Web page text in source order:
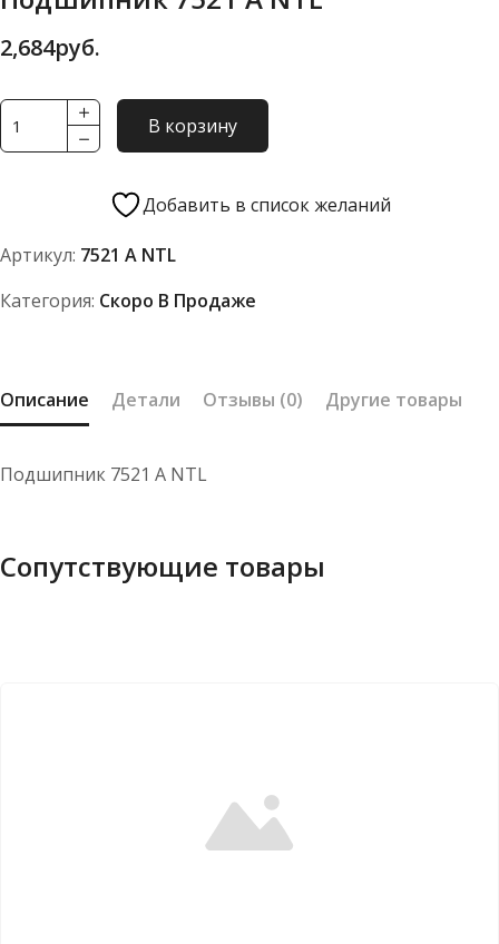
2,684руб.
Количество
товара
NTL
В корзину
Добавить в список желаний
Артикул: 7521 А NTL
Категория: Скоро В Продаже
Описание Детали Отзывы (0) Другие товары
Подшипник 7521 А NTL
Сопутствующие товары